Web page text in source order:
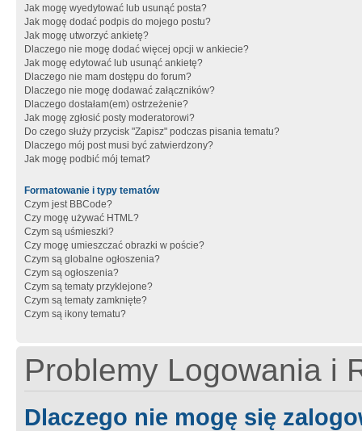
Jak mogę wyedytować lub usunąć posta?
Jak mogę dodać podpis do mojego postu?
Jak mogę utworzyć ankietę?
Dlaczego nie mogę dodać więcej opcji w ankiecie?
Jak mogę edytować lub usunąć ankietę?
Dlaczego nie mam dostępu do forum?
Dlaczego nie mogę dodawać załączników?
Dlaczego dostałam(em) ostrzeżenie?
Jak mogę zgłosić posty moderatorowi?
Do czego służy przycisk "Zapisz" podczas pisania tematu?
Dlaczego mój post musi być zatwierdzony?
Jak mogę podbić mój temat?
Formatowanie i typy tematów
Czym jest BBCode?
Czy mogę używać HTML?
Czym są uśmieszki?
Czy mogę umieszczać obrazki w poście?
Czym są globalne ogłoszenia?
Czym są ogłoszenia?
Czym są tematy przyklejone?
Czym są tematy zamknięte?
Czym są ikony tematu?
Problemy Logowania i
Dlaczego nie mogę się